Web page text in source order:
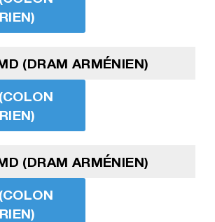
(DRAM ARMÉNIEN)
(DRAM ARMÉNIEN)